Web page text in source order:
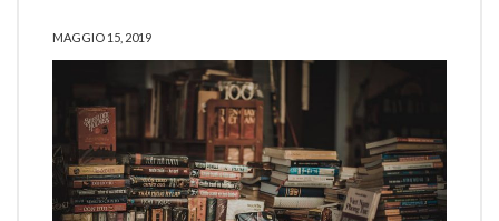
MAGGIO 15, 2019